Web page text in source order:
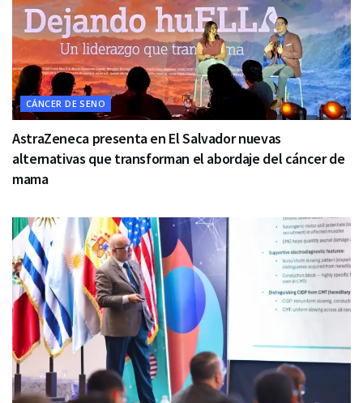
CÁNCER DE SENO
AstraZeneca presenta en El Salvador nuevas
alternativas que transforman el abordaje del cáncer de
mama